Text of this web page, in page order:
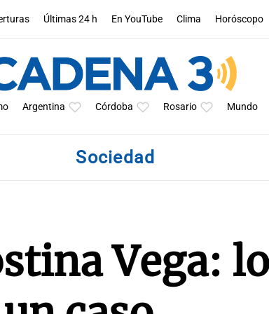
Últimas 24 h En YouTube Clima Horóscopo
Argentina Córdoba Rosario Mundo
Sociedad
Vega: